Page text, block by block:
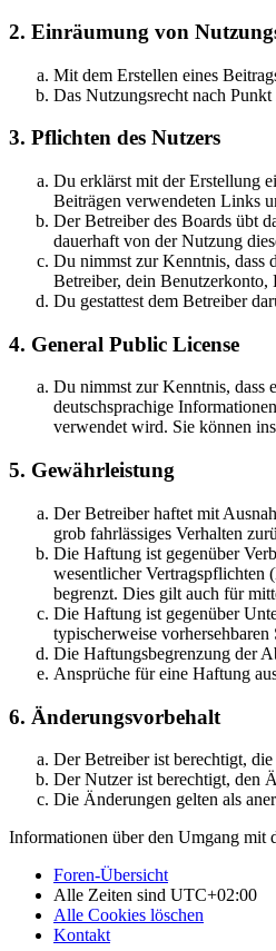
2. Einräumung von
Mit dem Erstellen eines
Das Nutzungsrecht nach
3. Pflichten des Nutzers
Du erklärst mit der Erstellung
Beiträgen verwendeten Links
Der Betreiber des Boards übt
dauerhaft von der Nutzung
Du nimmst zur Kenntnis, dass
Betreiber, dein Benutzerkonto,
Du gestattest dem Betreiber
4. General Public License
Du nimmst zur Kenntnis, dass
deutschsprachige
verwendet wird. Sie können
5. Gewährleistung
Der Betreiber haftet mit
grob fahrlässiges Verhalten
Die Haftung ist gegenüber
wesentlicher Vertragspflichten
begrenzt. Dies gilt auch für
Die Haftung ist gegenüber
typischerweise
Die Haftungsbegrenzung der
Ansprüche für eine Haftung
6. Änderungsvorbehalt
Der Betreiber ist berechtigt,
Der Nutzer ist berechtigt, den
Die Änderungen gelten als
Informationen über den Umgang mit
Foren-Übersicht
Alle Zeiten sind UTC+02:00
Alle Cookies löschen
Kontakt